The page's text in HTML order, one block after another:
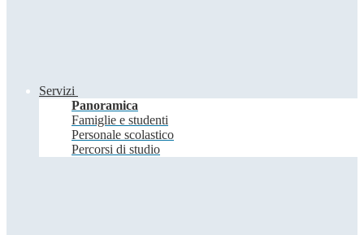
Servizi
Panoramica
Famiglie e studenti
Personale scolastico
Percorsi di studio